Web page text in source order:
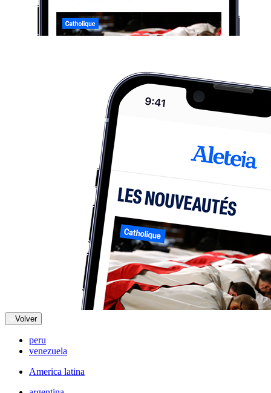
Volver
peru
venezuela
America latina